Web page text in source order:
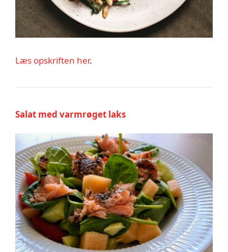
Læs opskriften her.
Salat med varmrøget laks